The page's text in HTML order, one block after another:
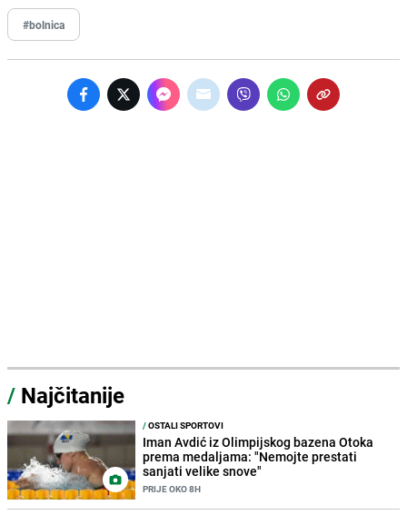
#bolnica
/ Najčitanije
/OSTALI SPORTOVI
Iman Avdić iz Olimpijskog bazena Otoka
prema medaljama: "Nemojte prestati
sanjati velike snove"
PRIJE OKO 8H